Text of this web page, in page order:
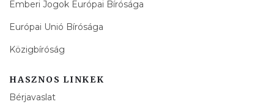
Emberi Jogok Európai Bírósága
Európai Unió Bírósága
Közigbíróság
HASZNOS LINKEK
Bérjavaslat